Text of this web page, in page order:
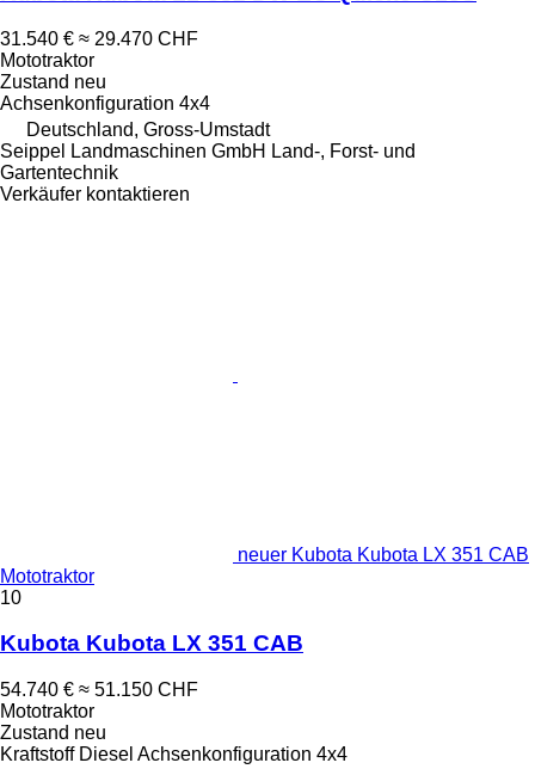
31.540 € ≈ 29.470 CHF
Mototraktor
Zustand neu
Achsenkonfiguration 4x4
Deutschland, Gross-Umstadt
Seippel Landmaschinen GmbH Land-, Forst- und
Gartentechnik
Verkäufer kontaktieren
neuer Kubota Kubota LX 351 CAB
Mototraktor
10
Kubota Kubota LX 351 CAB
54.740 € ≈ 51.150 CHF
Mototraktor
Zustand neu
Kraftstoff Diesel Achsenkonfiguration 4x4